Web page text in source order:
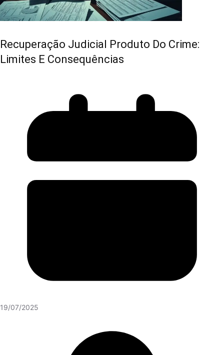
Recuperação Judicial Produto Do Crime:
Limites E Consequências
19/07/2025